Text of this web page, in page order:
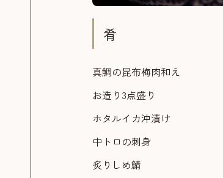
肴
真鯛の昆布梅肉和え
お造り3点盛り
ホタルイカ沖漬け
中トロの刺身
炙りしめ鯖